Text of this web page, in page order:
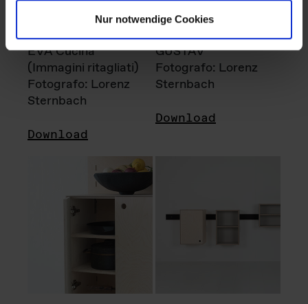
Nur notwendige Cookies
EVA Cucina
(Immagini ritagliati)
Fotografo: Lorenz
Sternbach
Download
GUSTAV
Fotografo: Lorenz
Sternbach
Download